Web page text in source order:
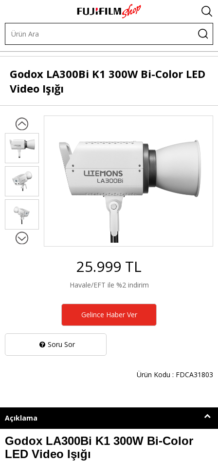
Şekillendirilebilir LED
Godox LA300Bi K1 300W Bi-Color LED
Video Işığı
Soru Sor
25.999 TL
Havale/EFT ile %2 indirim
Ürün Kodu : FDCA31803
Gelince Haber Ver
Açıklama
Godox LA300Bi K1 300W Bi-Color
LED Video Işığı